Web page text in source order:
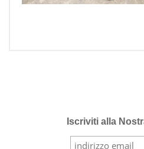
Iscriviti alla